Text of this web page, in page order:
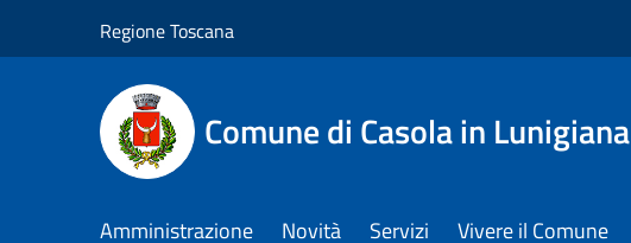
Regione Toscana
Comune di Casola in Lunigiana
Amministrazione Novità Servizi Vivere il Comune